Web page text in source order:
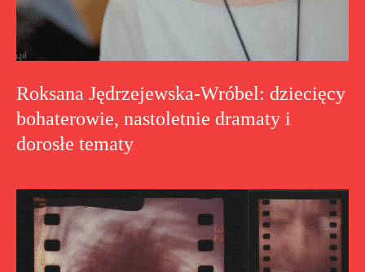
Roksana Jędrzejewska-Wróbel: dziecięcy
bohaterowie, nastoletnie dramaty i
dorosłe tematy